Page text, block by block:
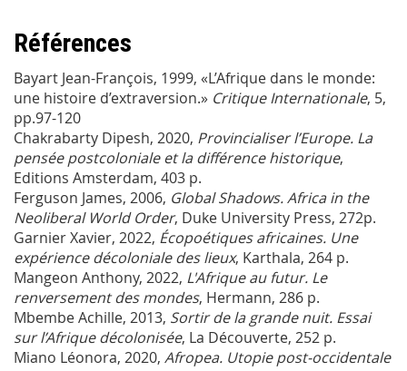
Références
Bayart Jean-François, 1999, «L’Afrique dans le monde:
une histoire d’extraversion.» Critique Internationale, 5,
pp.97-120
Chakrabarty Dipesh, 2020, Provincialiser l’Europe. La
pensée postcoloniale et la différence historique,
Editions Amsterdam, 403 p.
Ferguson James, 2006, Global Shadows. Africa in the
Neoliberal World Order, Duke University Press, 272p.
Garnier Xavier, 2022, Écopoétiques africaines. Une
expérience décoloniale des lieux, Karthala, 264 p.
Mangeon Anthony, 2022, L'Afrique au futur. Le
renversement des mondes, Hermann, 286 p.
Mbembe Achille, 2013, Sortir de la grande nuit. Essai
sur l’Afrique décolonisée, La Découverte, 252 p.
Miano Léonora, 2020, Afropea. Utopie post-occidentale